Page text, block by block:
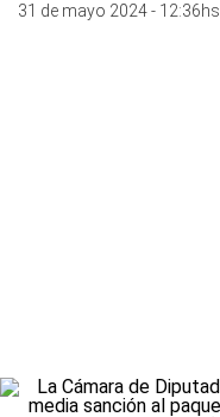
31 de mayo 2024 - 12:36hs